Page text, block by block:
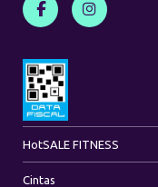
HotSALE FITNESS
Cintas